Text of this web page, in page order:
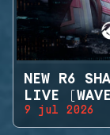
NEW R6
LIVE
9 jul 2026